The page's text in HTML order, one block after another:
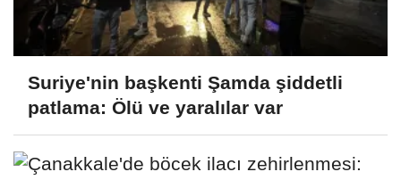
Suriye'nin başkenti Şamda şiddetli
patlama: Ölü ve yaralılar var